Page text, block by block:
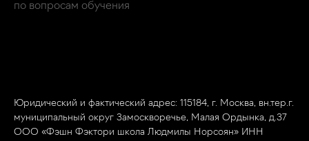
по вопросам обучения
Юридический и фактический адрес: 115184, г. Москва, вн.тер.г.
муниципальный округ Замоскворечье, Малая Ордынка, д.37
ООО «Фэшн Фэктори школа Людмилы Норсоян» ИНН